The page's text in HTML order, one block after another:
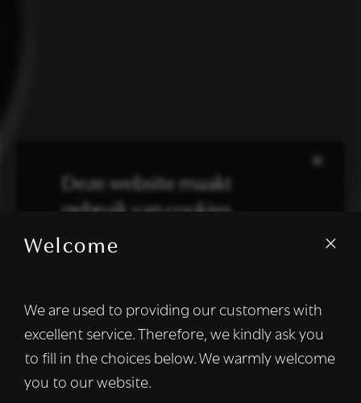
Welcome
We are used to providing our customers with
excellent service. Therefore, we kindly ask you
to fill in the choices below. We warmly welcome
you to our website.
×
Deze website maakt
gebruik van cookies.
We gebruiken cookies om inhoud en
informatie over uw gebruik van onze site
met onze advertentie- en analysepartners,
die deze kunnen combineren met andere
informatie die u aan hen heeft verstrekt of